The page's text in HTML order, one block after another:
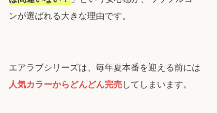
ンが選ばれる大きな理由です。
エアラブシリーズは、毎年夏本番を迎える前には
人気カラーからどんどん完売してしまいます。